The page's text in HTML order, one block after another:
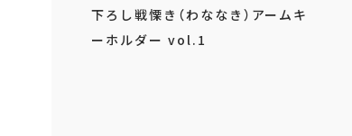
下ろし戦慄き（わななき）アームキ
ーホルダー vol.1